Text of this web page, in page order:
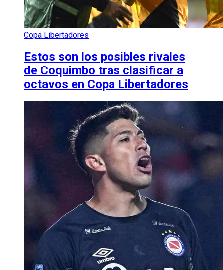
Copa Libertadores
Estos son los posibles rivales
de Coquimbo tras clasificar a
octavos en Copa Libertadores